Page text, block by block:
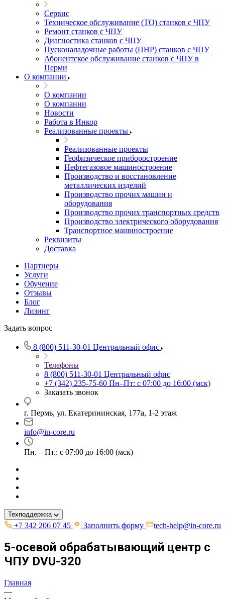
Сервис
Техническое обслуживание (ТО) станков с ЧПУ
Ремонт станков с ЧПУ
Диагностика станков с ЧПУ
Пусконаладочные работы (ПНР) станков с ЧПУ
Абонентское обслуживание станков с ЧПУ в
Перми
О компании
О компании
О компании
Новости
Работа в Инкор
Реализованные проекты
Реализованные проекты
Геофизическое приборостроение
Нефтегазовое машиностроение
Производство и восстановление
металлических изделий
Производство прочих машин и
оборудования
Производство прочих транспортных средств
Производство электрического оборудования
Транспортное машиностроение
Реквизиты
Доставка
Партнеры
Услуги
Обучение
Отзывы
Блог
Лизинг
Задать вопрос
8 (800) 511-30-01 Центральный офис
Телефоны
8 (800) 511-30-01 Центральный офис
+7 (342) 235-75-60 Пн–Пт: с 07:00 до 16:00 (мск)
Заказать звонок
г. Пермь, ул. ​Екатерининская, 177а, ​1-2 этаж
info@in-core.ru
Пн. – Пт.: с 07:00 до 16:00 (мск)
Техподдержка
+7 342 206 07 45 Заполнить форму tech-help@in-core.ru
5-осевой обрабатывающий центр с
ЧПУ DVU-320
Главная
—